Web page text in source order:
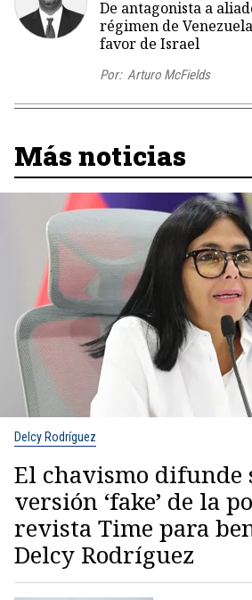
De antagonista a
régimen de
favor de Israel
Por: Arturo McFields
Más noticias
Delcy Rodríguez
El chavismo difunde
versión ‘fake’ de la
revista Time para
Delcy Rodríguez